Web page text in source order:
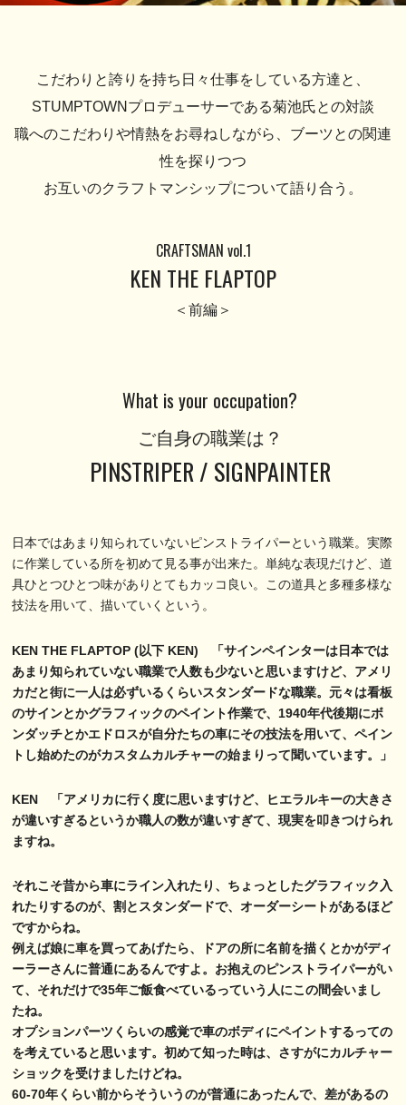
こだわりと誇りを持ち日々仕事をしている方達と、
STUMPTOWNプロデューサーである菊池氏との対談
職へのこだわりや情熱をお尋ねしながら、ブーツとの関連
性を探りつつ
お互いのクラフトマンシップについて語り合う。
CRAFTSMAN vol.1
KEN THE FLAPTOP
＜前編＞
What is your occupation?
ご自身の職業は？
PINSTRIPER / SIGNPAINTER
日本ではあまり知られていないピンストライパーという職業。実際
に作業している所を初めて見る事が出来た。単純な表現だけど、道
具ひとつひとつ味がありとてもカッコ良い。この道具と多種多様な
技法を用いて、描いていくという。
KEN THE FLAPTOP (以下 KEN) 「サインペインターは日本では
あまり知られていない職業で人数も少ないと思いますけど、アメリ
カだと街に一人は必ずいるくらいスタンダードな職業。元々は看板
のサインとかグラフィックのペイント作業で、1940年代後期にボ
ンダッチとかエドロスが自分たちの車にその技法を用いて、ペイン
トし始めたのがカスタムカルチャーの始まりって聞いています。」
KEN 「アメリカに行く度に思いますけど、ヒエラルキーの大きさ
が違いすぎるというか職人の数が違いすぎて、現実を叩きつけられ
ますね。
それこそ昔から車にライン入れたり、ちょっとしたグラフィック入
れたりするのが、割とスタンダードで、オーダーシートがあるほど
ですからね。
例えば娘に車を買ってあげたら、ドアの所に名前を描くとかがディ
ーラーさんに普通にあるんですよ。お抱えのピンストライパーがい
て、それだけで35年ご飯食べているっていう人にこの間会いまし
たね。
オプションパーツくらいの感覚で車のボディにペイントするっての
を考えていると思います。初めて知った時は、さすがにカルチャー
ショックを受けましたけどね。
60-70年くらい前からそういうのが普通にあったんで、差があるの